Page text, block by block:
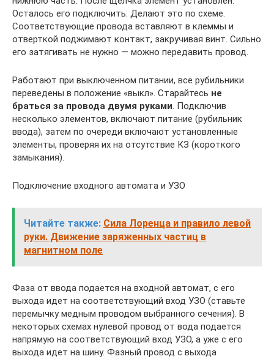
Осталось его подключить. Делают это по схеме.
Соответствующие провода вставляют в клеммы и
отверткой поджимают контакт, закручивая винт. Сильно
его затягивать не нужно — можно передавить провод.
Работают при выключенном питании, все рубильники
переведены в положение «выкл». Старайтесь не
браться за провода двумя руками . Подключив
несколько элементов, включают питание (рубильник
ввода), затем по очереди включают установленные
элементы, проверяя их на отсутствие КЗ (короткого
замыкания).
Подключение входного автомата и УЗО
Читайте также: Сила Лоренца и правило левой
руки. Движение заряженных частиц в
магнитном поле
Фаза от ввода подается на входной автомат, с его
выхода идет на соответствующий вход УЗО (ставьте
перемычку медным проводом выбранного сечения). В
некоторых схемах нулевой провод от вода подается
напрямую на соответствующий вход УЗО, а уже с его
выхода идет на шину. Фазный провод с выхода